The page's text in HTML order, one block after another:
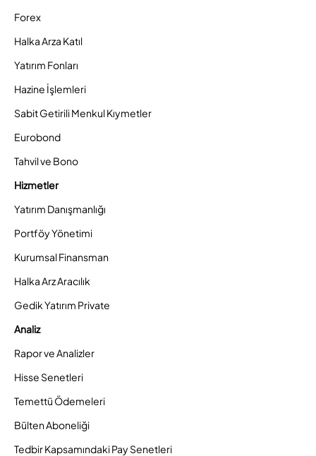
Forex
Halka Arza Katıl
Yatırım Fonları
Hazine İşlemleri
Sabit Getirili Menkul Kıymetler
Eurobond
Tahvil ve Bono
Hizmetler
Yatırım Danışmanlığı
Portföy Yönetimi
Kurumsal Finansman
Halka Arz Aracılık
Gedik Yatırım Private
Analiz
Rapor ve Analizler
Hisse Senetleri
Temettü Ödemeleri
Bülten Aboneliği
Tedbir Kapsamındaki Pay Senetleri